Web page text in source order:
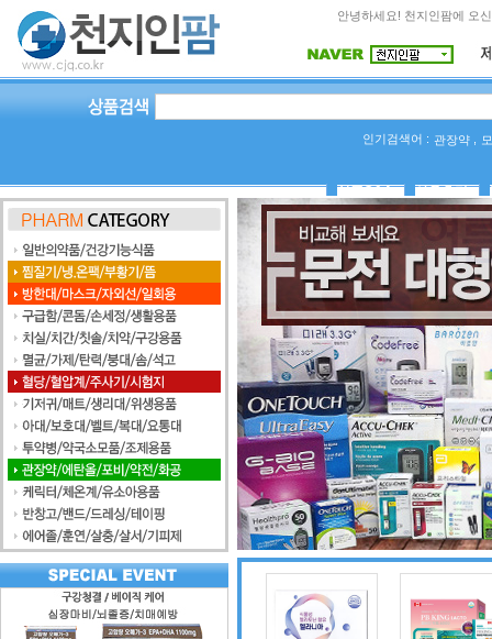
안녕하세요! 천지인팜에 오
인기검색어 : 관장약
상품Q&A 사용후기